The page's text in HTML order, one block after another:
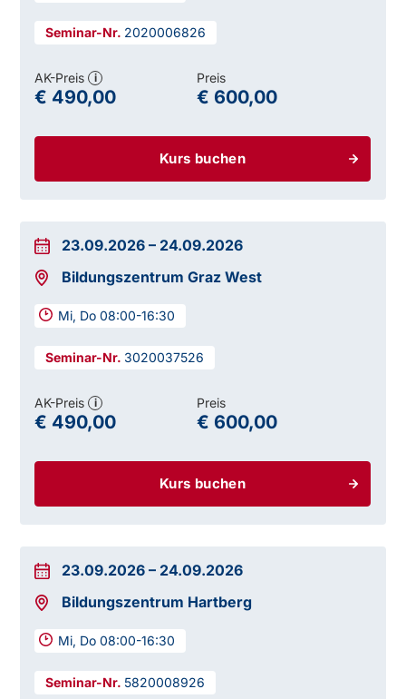
2020006826
Kurs buchen
AK-Preis i
€ 490,00
Preis
€ 600,00
23.09.2026 – 24.09.2026
Bildungszentrum Graz West
Mi, Do 08:00-16:30
3020037526
Kurs buchen
AK-Preis i
€ 490,00
Preis
€ 600,00
23.09.2026 – 24.09.2026
Bildungszentrum Hartberg
Mi, Do 08:00-16:30
5820008926